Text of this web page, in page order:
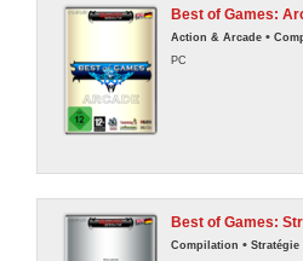
Best of Games:
Action & Arcade •
PC
Best of Games:
Compilation • Stratégie